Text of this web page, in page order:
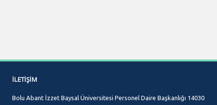
İLETIŞIM
Bolu Abant İzzet Baysal Üniversitesi Personel Daire Başkanlığı 14030